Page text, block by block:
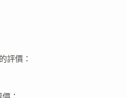
評價：